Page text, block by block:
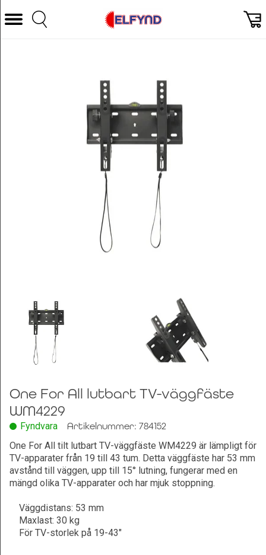
Välj Kategori
One For All lutbart TV-väggfäste
WM4229
Fyndvara
Artikelnummer: 784152
One For All tilt lutbart TV-väggfäste WM4229 är lämpligt för
TV-apparater från 19 till 43 tum. Detta väggfäste har 53 mm
avstånd till väggen, upp till 15° lutning, fungerar med en
mängd olika TV-apparater och har mjuk stoppning.
Väggdistans: 53 mm
Maxlast: 30 kg
För TV-storlek på 19-43"